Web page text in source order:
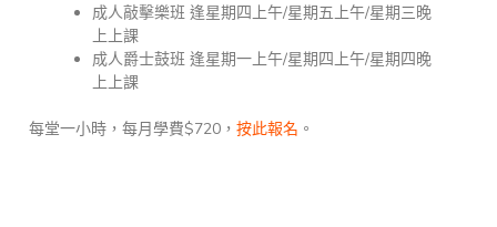
成人敲擊樂班 逢星期四上午/星期五上午/星期三晚
上上課
成人爵士鼓班 逢星期一上午/星期四上午/星期四晚
上上課
每堂一小時，每月學費$720， 按此報名 。